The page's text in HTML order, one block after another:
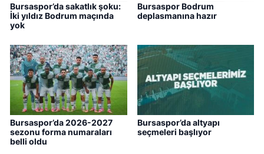
Bursaspor’da sakatlık şoku:
İki yıldız Bodrum maçında
yok
Bursaspor Bodrum
deplasmanına hazır
Bursaspor’da 2026-2027
sezonu forma numaraları
belli oldu
Bursaspor’da altyapı
seçmeleri başlıyor